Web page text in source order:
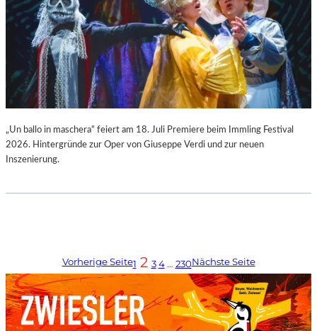
„Un ballo in maschera“ feiert am 18. Juli Premiere beim Immling Festival
2026. Hintergründe zur Oper von Giuseppe Verdi und zur neuen
Inszenierung.
Vorherige Seite1 2 3 4 … 230Nächste Seite